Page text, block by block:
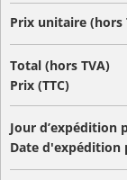
Prix unitaire (hors
Total (hors TVA)
Prix (TTC)
Jour d’expédition
Date d'expédition